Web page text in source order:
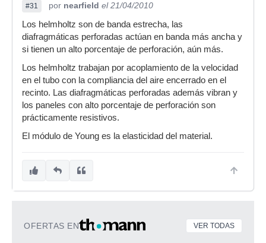
#31 por nearfield el 21/04/2010
Los helmholtz son de banda estrecha, las
diafragmáticas perforadas actúan en banda más ancha y
si tienen un alto porcentaje de perforación, aún más.
Los helmholtz trabajan por acoplamiento de la velocidad
en el tubo con la compliancia del aire encerrado en el
recinto. Las diafragmáticas perforadas además vibran y
los paneles con alto porcentaje de perforación son
prácticamente resistivos.
El módulo de Young es la elasticidad del material.
OFERTAS EN VER TODAS